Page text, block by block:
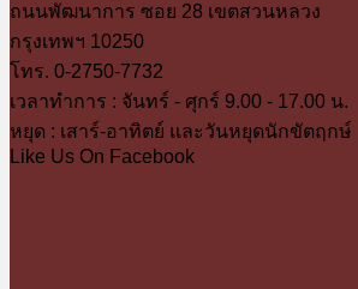
ถนนพัฒนาการ ซอย 28 เขตสวนหลวง
กรุงเทพฯ 10250
โทร. 0-2750-7732
เวลาทำการ : จันทร์ - ศุกร์ 9.00 - 17.00 น.
หยุด : เสาร์-อาทิตย์ และวันหยุดนักขัตฤกษ์
Like Us On Facebook